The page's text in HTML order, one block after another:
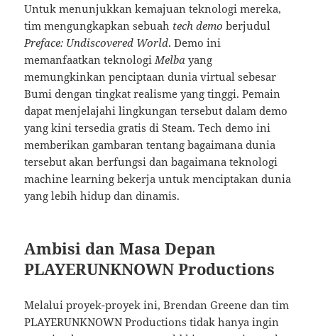
Untuk menunjukkan kemajuan teknologi mereka,
tim mengungkapkan sebuah tech demo berjudul
Preface: Undiscovered World. Demo ini
memanfaatkan teknologi Melba yang
memungkinkan penciptaan dunia virtual sebesar
Bumi dengan tingkat realisme yang tinggi. Pemain
dapat menjelajahi lingkungan tersebut dalam demo
yang kini tersedia gratis di Steam. Tech demo ini
memberikan gambaran tentang bagaimana dunia
tersebut akan berfungsi dan bagaimana teknologi
machine learning bekerja untuk menciptakan dunia
yang lebih hidup dan dinamis.
Ambisi dan Masa Depan
PLAYERUNKNOWN Productions
Melalui proyek-proyek ini, Brendan Greene dan tim
PLAYERUNKNOWN Productions tidak hanya ingin